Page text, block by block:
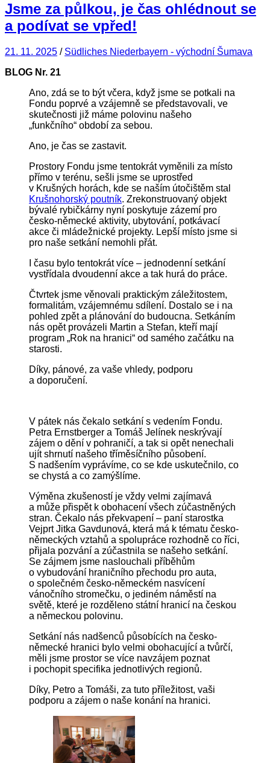
Jsme za půlkou, je čas ohlédnout se
a podívat se vpřed!
21. 11. 2025 / Südliches Niederbayern - východní Šumava
BLOG Nr. 21
Ano, zdá se to být včera, když jsme se potkali na
Fondu poprvé a vzájemně se představovali, ve
skutečnosti již máme polovinu našeho
„funkčního“ období za sebou.
Ano, je čas se zastavit.
Prostory Fondu jsme tentokrát vyměnili za místo
přímo v terénu, sešli jsme se uprostřed
v Krušných horách, kde se naším útočištěm stal
Krušnohorský poutník. Zrekonstruovaný objekt
bývalé rybičkárny nyní poskytuje zázemí pro
česko-německé aktivity, ubytování, potkávací
akce či mládežnické projekty. Lepší místo jsme si
pro naše setkání nemohli přát.
I času bylo tentokrát více – jednodenní setkání
vystřídala dvoudenní akce a tak hurá do práce.
Čtvrtek jsme věnovali praktickým záležitostem,
formalitám, vzájemnému sdílení. Dostalo se i na
pohled zpět a plánování do budoucna. Setkáním
nás opět provázeli Martin a Stefan, kteří mají
program „Rok na hranici“ od samého začátku na
starosti.
Díky, pánové, za vaše vhledy, podporu
a doporučení.
V pátek nás čekalo setkání s vedením Fondu.
Petra Ernstberger a Tomáš Jelínek neskrývají
zájem o dění v pohraničí, a tak si opět nenechali
ujít shrnutí našeho tříměsíčního působení.
S nadšením vyprávíme, co se kde uskutečnilo, co
se chystá a co zamýšlíme.
Výměna zkušeností je vždy velmi zajímavá
a může přispět k obohacení všech zúčastněných
stran. Čekalo nás překvapení – paní starostka
Vejprt Jitka Gavdunová, která má k tématu česko-
německých vztahů a spolupráce rozhodně co říci,
přijala pozvání a zúčastnila se našeho setkání.
Se zájmem jsme naslouchali příběhům
o vybudování hraničního přechodu pro auta,
o společném česko-německém nasvícení
vánočního stromečku, o jediném náměstí na
světě, které je rozděleno státní hranicí na českou
a německou polovinu.
Setkání nás nadšenců působících na česko-
německé hranici bylo velmi obohacující a tvůrčí,
měli jsme prostor se více navzájem poznat
i pochopit specifika jednotlivých regionů.
Díky, Petro a Tomáši, za tuto příležitost, vaši
podporu a zájem o naše konání na hranici.